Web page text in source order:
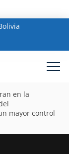
en la
mayor control